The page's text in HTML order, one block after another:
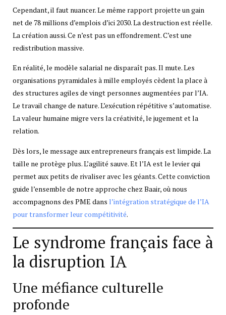
Cependant, il faut nuancer. Le même rapport projette un gain
net de 78 millions d’emplois d’ici 2030. La destruction est réelle.
La création aussi. Ce n’est pas un effondrement. C’est une
redistribution massive.
En réalité, le modèle salarial ne disparaît pas. Il mute. Les
organisations pyramidales à mille employés cèdent la place à
des structures agiles de vingt personnes augmentées par l’IA.
Le travail change de nature. L’exécution répétitive s’automatise.
La valeur humaine migre vers la créativité, le jugement et la
relation.
Dès lors, le message aux entrepreneurs français est limpide. La
taille ne protège plus. L’agilité sauve. Et l’IA est le levier qui
permet aux petits de rivaliser avec les géants. Cette conviction
guide l’ensemble de notre approche chez Baair, où nous
accompagnons des PME dans l’intégration stratégique de l’IA
pour transformer leur compétitivité.
Le syndrome français face à
la disruption IA
Une méfiance culturelle
profonde